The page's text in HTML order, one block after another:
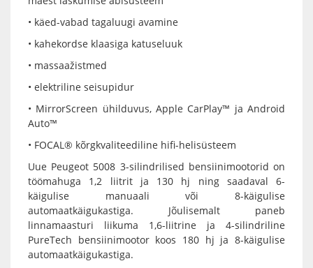
• käed-vabad tagaluugi avamine
• kahekordse klaasiga katuseluuk
• massaažistmed
• elektriline seisupidur
• MirrorScreen ühilduvus, Apple CarPlay™ ja Android
Auto™
• FOCAL® kõrgkvaliteediline hifi-helisüsteem
Uue Peugeot 5008 3-silindrilised bensiinimootorid on
töömahuga 1,2 liitrit ja 130 hj ning saadaval 6-
käigulise manuaali või 8-käigulise
automaatkäigukastiga. Jõulisemalt paneb
linnamaasturi liikuma 1,6-liitrine ja 4-silindriline
PureTech bensiinimootor koos 180 hj ja 8-käigulise
automaatkäigukastiga.